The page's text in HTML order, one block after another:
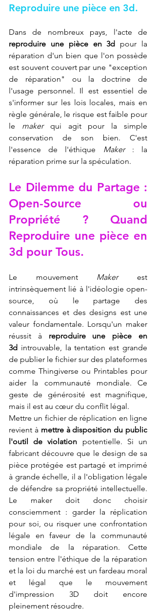
Reproduire une pièce en 3d.
reproduire une pièce en 3d pour la
réparation d'un bien que l'on possède
est souvent couvert par une "exception
de réparation" ou la doctrine de
l'usage personnel. Il est essentiel de
s'informer sur les lois locales, mais en
règle générale, le risque est faible pour
le maker qui agit pour la simple
conservation de son bien. C'est
l'essence de l'éthique Maker : la
réparation prime sur la spéculation.
Le Dilemme du Partage :
Open-Source ou
Reproduire une pièce en
3d pour Tous.
Le mouvement Maker est
intrinsèquement lié à l'idéologie open-
source, où le partage des
connaissances et des designs est une
valeur fondamentale. Lorsqu'un maker
réussit à reproduire une pièce en
3d introuvable, la tentation est grande
de publier le fichier sur des plateformes
comme Thingiverse ou Printables pour
aider la communauté mondiale. Ce
geste de générosité est magnifique,
mais il est au cœur du conflit légal.
Mettre un fichier de réplication en ligne
revient à mettre à disposition du public
l'outil de violation potentielle. Si un
fabricant découvre que le design de sa
pièce protégée est partagé et imprimé
à grande échelle, il a l'obligation légale
de défendre sa propriété intellectuelle.
Le maker doit donc choisir
consciemment : garder la réplication
pour soi, ou risquer une confrontation
légale en faveur de la communauté
mondiale de la réparation. Cette
tension entre l'éthique de la réparation
et la loi du marché est un fardeau moral
et légal que le mouvement
d'impression 3D doit encore
pleinement résoudre.